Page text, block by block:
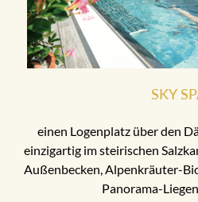
SKY
einen Logenplatz über den
einzigartig im steirischen
Außenbecken, Alpenkräuter-
Panorama-